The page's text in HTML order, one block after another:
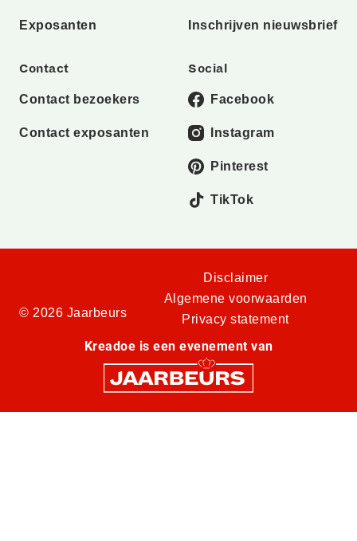
Exposanten Inschrijven nieuwsbrief
Contact
Contact bezoekers
Contact exposanten
Social
Facebook
Instagram
Pinterest
TikTok
© 2026 Jaarbeurs
Disclaimer
Algemene voorwaarden
Privacy statement
Kreadoe is een evenement van